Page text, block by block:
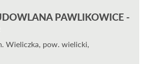
PAWLIKOWICE -
Wieliczka, pow. wielicki,